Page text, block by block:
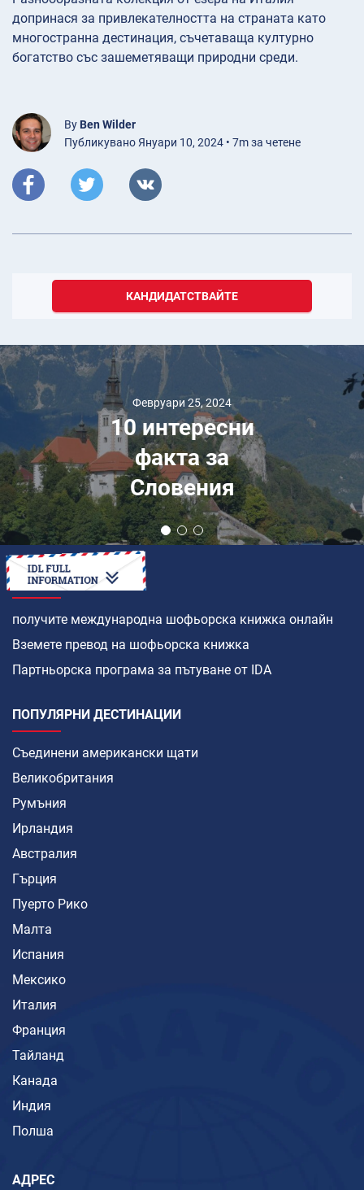
допринася за привлекателността на страната като
многостранна дестинация, съчетаваща културно
богатство със зашеметяващи природни среди.
By Ben Wilder
Публикувано Януари 10, 2024 • 7m за четене
КАНДИДАТСТВАЙТЕ
Февруари 25, 2024
10 интересни
факта за
Словения
КАК ДА
получите международна шофьорска книжка онлайн
Вземете превод на шофьорска книжка
Партньорска програма за пътуване от IDA
ПОПУЛЯРНИ ДЕСТИНАЦИИ
Съединени американски щати
Великобритания
Румъния
Ирландия
Австралия
Гърция
Пуерто Рико
Малта
Испания
Мексико
Италия
Франция
Тайланд
Канада
Индия
Полша
АДРЕС